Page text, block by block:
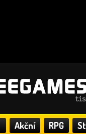
Akční RPG